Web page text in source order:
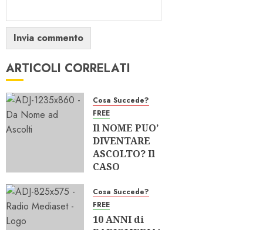
ARTICOLI CORRELATI
Cosa Succede?
FREE
Il NOME PUO’
DIVENTARE
ASCOLTO? Il
CASO
ITALIANA”
04/08/2026
0
169
Cosa Succede?
FREE
10 ANNI di